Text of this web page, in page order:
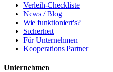
Verleih-Checkliste
News / Blog
Wie funktioniert's?
Sicherheit
Für Unternehmen
Kooperations Partner
Unternehmen